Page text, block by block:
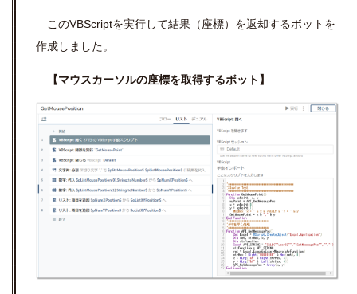
このVBScriptを実行して結果（座標）を返却するボットを
作成しました。
【マウスカーソルの座標を取得するボット】